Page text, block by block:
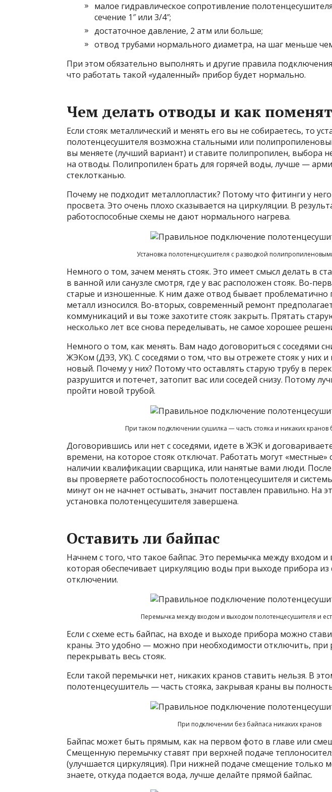
малое гидравлическое сопротивление
сечение 1″ или 3/4″;
достаточное давление, 2 атм или больше;
отвод трубами нормального диаметра, на шаг меньше
При этом обязательно выполнять и другие правила
что работать такой «удаленный» прибор будет нормально.
Чем делать отводы и как
Если стояк металлический и менять его вы не собираетесь, то
полотенцесушителя возможна стальными или
вы меняете (лучший вариант) и ставите полипропилен, выбора
на отводы. Полипропилен брать для горячей воды, лучше —
стеклотканью.
Почему не подходит металлопластик? Потому что фитинги у
просвета. Это очень плохо сказывается на циркуляции. В
работоспособные схемы не дают нормального нагрева.
Установка полотенцесушителя с разводкой
Немного о том, зачем менять стояк. Это имеет смысл делать в
в ванной или санузле смотря, где у вас расположен стояк. Во-
старые и изношенные. К ним даже отвод бывает проблематично
металл износился. Во-вторых, современный ремонт
коммуникаций и вы тоже захотите стояк закрыть. Прятать
несколько лет все снова переделывать, не самое хорошее
Немного о том, как менять. Вам надо договориться с соседями
ЖЭКом (ДЭЗ, УК). С соседями о том, что вы отрежете стояк у них и
новый. Почему у них? Потому что оставлять старую трубу в
разрушится и потечет, затопит вас или соседей снизу. Потому
пройти новой трубой.
При таком подключении сушилка — часть стояка и никаких кранов
Договорившись или нет с соседями, идете в ЖЭК и
времени, на которое стояк отключат. Работать могут «местные»
наличии квалификации сварщика, или нанятые вами люди.
вы проверяете работоспособность полотенцесушителя и
минут он не начнет остывать, значит поставлен правильно. На
установка полотенцесушителя завершена.
Оставить ли байпас
Начнем с того, что такое байпас. Это перемычка между входом
которая обеспечивает циркуляцию воды при выходе прибора из
отключении.
Перемычка между входом и выходом полотенцесушителя и
Если с схеме есть байпас, на входе и выходе прибора можно
краны. Это удобно — можно при необходимости отключить, при
перекрывать весь стояк.
Если такой перемычки нет, никаких кранов ставить нельзя. В
полотенцесушитель — часть стояка, закрывая краны вы
При подключении без байпаса никаких кранов
Байпас может быть прямым, как на первом фото в главе или
Смещенную перемычку ставят при верхней подаче
(улучшается циркуляция). При нижней подаче смещение только
знаете, откуда подается вода, лучше делайте прямой байпас.